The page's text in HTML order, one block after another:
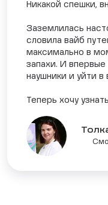
Никакой спешки,
Заземлилась
словила вайб
максимально в
запахи. И впервые
наушники и уйти в
Теперь хочу